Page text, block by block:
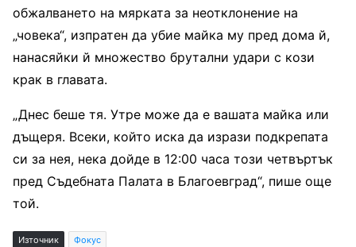
обжалването на мярката за неотклонение на
„човека“, изпратен да убие майка му пред дома й,
нанасяйки й множество брутални удари с кози
крак в главата.
„Днес беше тя. Утре може да е вашата майка или
дъщеря. Всеки, който иска да изрази подкрепата
си за нея, нека дойде в 12:00 часа този четвъртък
пред Съдебната Палата в Благоевград“, пише още
той.
Източник Фокус